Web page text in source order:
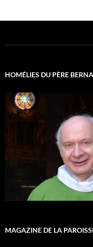
HOMÉLIES DU PÈRE
MAGAZINE DE LA